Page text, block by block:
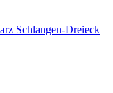
Schlangen-Dreieck